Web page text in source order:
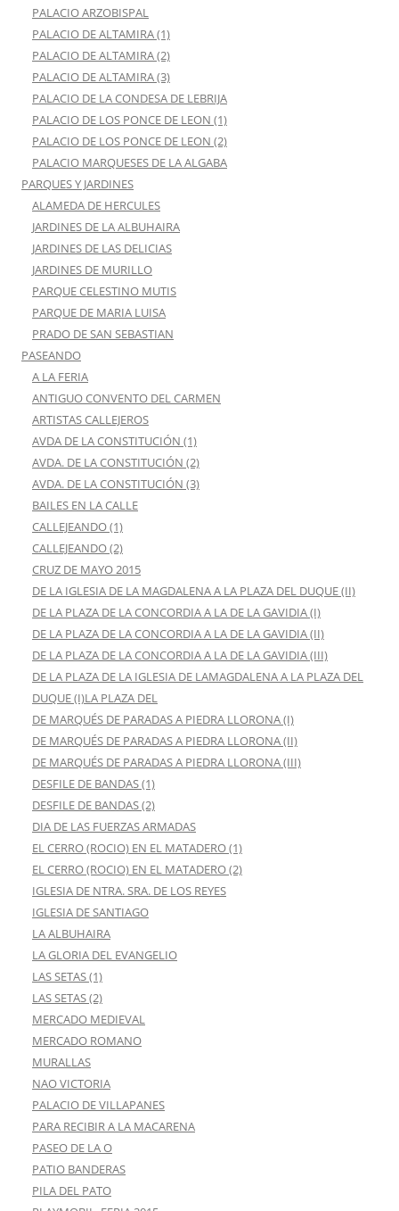
PALACIO ARZOBISPAL
PALACIO DE ALTAMIRA (1)
PALACIO DE ALTAMIRA (2)
PALACIO DE ALTAMIRA (3)
PALACIO DE LA CONDESA DE LEBRIJA
PALACIO DE LOS PONCE DE LEON (1)
PALACIO DE LOS PONCE DE LEON (2)
PALACIO MARQUESES DE LA ALGABA
PARQUES Y JARDINES
ALAMEDA DE HERCULES
JARDINES DE LA ALBUHAIRA
JARDINES DE LAS DELICIAS
JARDINES DE MURILLO
PARQUE CELESTINO MUTIS
PARQUE DE MARIA LUISA
PRADO DE SAN SEBASTIAN
PASEANDO
A LA FERIA
ANTIGUO CONVENTO DEL CARMEN
ARTISTAS CALLEJEROS
AVDA DE LA CONSTITUCIÓN (1)
AVDA. DE LA CONSTITUCIÓN (2)
AVDA. DE LA CONSTITUCIÓN (3)
BAILES EN LA CALLE
CALLEJEANDO (1)
CALLEJEANDO (2)
CRUZ DE MAYO 2015
DE LA IGLESIA DE LA MAGDALENA A LA PLAZA DEL DUQUE (II)
DE LA PLAZA DE LA CONCORDIA A LA DE LA GAVIDIA (I)
DE LA PLAZA DE LA CONCORDIA A LA DE LA GAVIDIA (II)
DE LA PLAZA DE LA CONCORDIA A LA DE LA GAVIDIA (III)
DE LA PLAZA DE LA IGLESIA DE LAMAGDALENA A LA PLAZA DEL
DUQUE (I)LA PLAZA DEL
DE MARQUÉS DE PARADAS A PIEDRA LLORONA (I)
DE MARQUÉS DE PARADAS A PIEDRA LLORONA (II)
DE MARQUÉS DE PARADAS A PIEDRA LLORONA (III)
DESFILE DE BANDAS (1)
DESFILE DE BANDAS (2)
DIA DE LAS FUERZAS ARMADAS
EL CERRO (ROCIO) EN EL MATADERO (1)
EL CERRO (ROCIO) EN EL MATADERO (2)
IGLESIA DE NTRA. SRA. DE LOS REYES
IGLESIA DE SANTIAGO
LA ALBUHAIRA
LA GLORIA DEL EVANGELIO
LAS SETAS (1)
LAS SETAS (2)
MERCADO MEDIEVAL
MERCADO ROMANO
MURALLAS
NAO VICTORIA
PALACIO DE VILLAPANES
PARA RECIBIR A LA MACARENA
PASEO DE LA O
PATIO BANDERAS
PILA DEL PATO